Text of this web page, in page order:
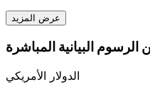
عرض المزيد
الدولار الأمريكي